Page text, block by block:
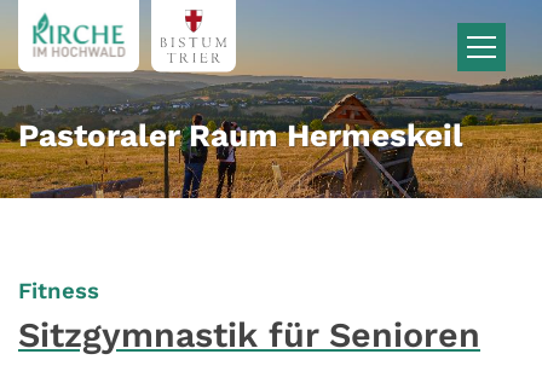
Zum Inhalt springen
Pastoraler Raum Hermeskeil
Fitness:
Sitzgymnastik für Senioren